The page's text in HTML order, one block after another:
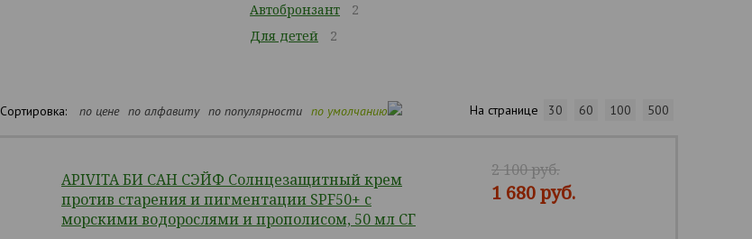
Автобронзант
2
Для детей
2
Сортировка: по цене по алфавиту по популярности по умолчанию На странице 30 60 100 500
APIVITA БИ САН СЭЙФ Солнцезащитный крем
против старения и пигментации SPF50+ с
морскими водорослями и прополисом, 50 мл СГ
2 100 руб.
1 680 руб.